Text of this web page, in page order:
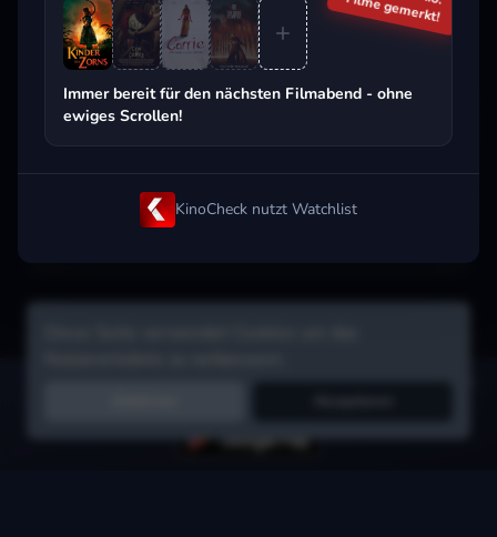
Beliebt beim Streaming
Filme in Sekunden merken, Tipps von
Immer bereit für den nächsten Filmabend - ohne
ewiges Scrollen!
KinoCheck nutzt Watchlist